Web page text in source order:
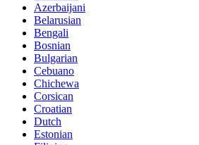
Azerbaijani
Belarusian
Bengali
Bosnian
Bulgarian
Cebuano
Chichewa
Corsican
Croatian
Dutch
Estonian